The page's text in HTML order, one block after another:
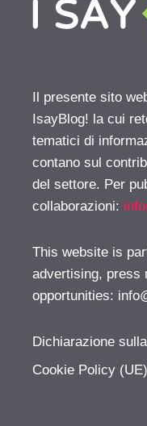
Il presente sito
IsayBlog! la cui
tematici di
contano sul
del settore. Per
collaborazioni:
This website is
advertising, press
opportunities:
Dichiarazione
Cookie Policy (UE)